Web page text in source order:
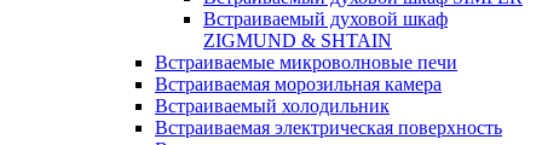
Встраиваемый духовой шкаф
ZIGMUND & SHTAIN
Встраиваемые микроволновые печи
Встраиваемая морозильная камера
Встраиваемый холодильник
Встраиваемая электрическая поверхность